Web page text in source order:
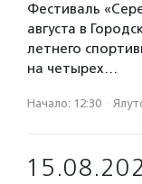
Фестиваль
августа в
летнего
на четырех…
Начало: 12:30 ·